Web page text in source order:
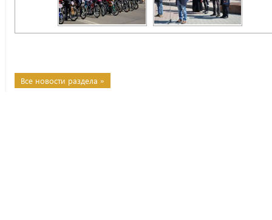
Все новости раздела »